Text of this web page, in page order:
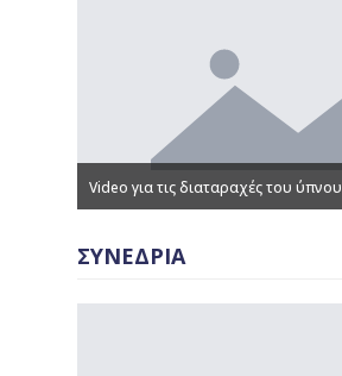
Video για τις διαταραχές του ύπνου
ΣΥΝΕΔΡΙΑ